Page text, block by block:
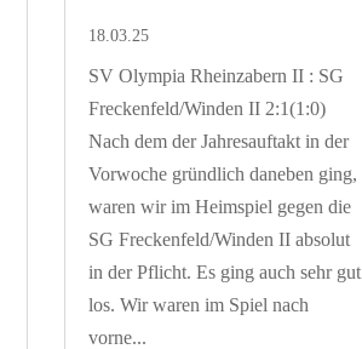
18.03.25
SV Olympia Rheinzabern II : SG
Freckenfeld/Winden II 2:1(1:0)
Nach dem der Jahresauftakt in der
Vorwoche gründlich daneben ging,
waren wir im Heimspiel gegen die
SG Freckenfeld/Winden II absolut
in der Pflicht. Es ging auch sehr gut
los. Wir waren im Spiel nach
vorne...